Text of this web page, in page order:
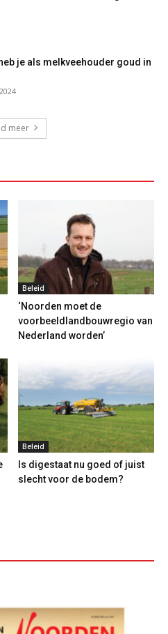
je als melkveehouder goud in
meer
Beleid
‘Noorden moet de
voorbeeldlandbouwregio van
Nederland worden’
Beleid
Is digestaat nu goed of juist
slecht voor de bodem?